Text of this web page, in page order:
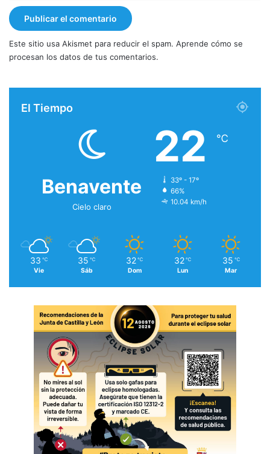
Este sitio usa Akismet para reducir el spam. Aprende cómo se
procesan los datos de tus comentarios.
El Tiempo
Benavente
Cielo claro
22 ℃
33º - 17º
66%
10.04 km/h
33 ℃
Vie
35 ℃
Sáb
32 ℃
Dom
32 ℃
Lun
35 ℃
Mar